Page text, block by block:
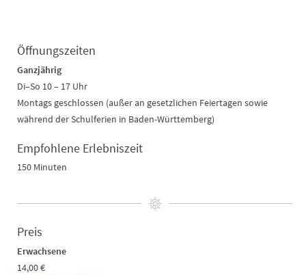
Öffnungszeiten
Ganzjährig
Di–So 10 – 17 Uhr
Montags geschlossen (außer an gesetzlichen Feiertagen sowie
während der Schulferien in Baden-Württemberg)
Empfohlene Erlebniszeit
150 Minuten
Preis
Erwachsene
14,00 €